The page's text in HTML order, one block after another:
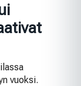
vuoksi.